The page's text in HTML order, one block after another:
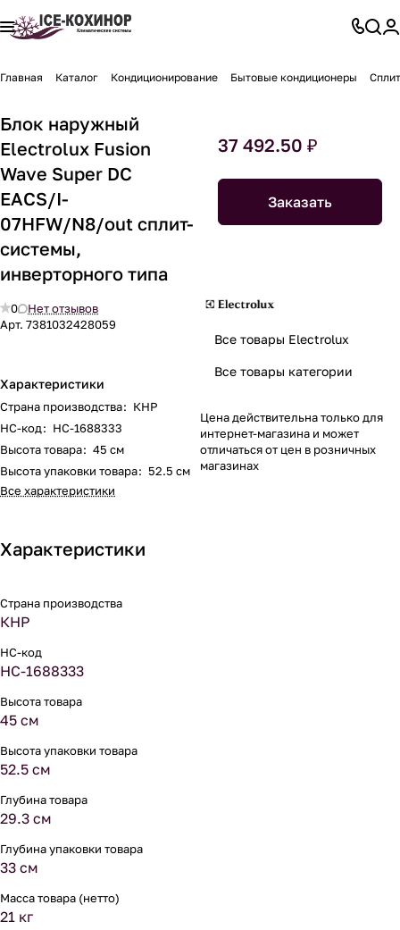
Главная Каталог Кондиционирование Бытовые кондиционеры
Блок наружный
Electrolux Fusion
Wave Super DC
EACS/I-
07HFW/N8/out сплит-
системы,
инверторного типа
0
Нет отзывов
Арт. 7381032428059
Характеристики
Страна производства: КНР
НС-код: НС-1688333
Высота товара: 45 см
Высота упаковки товара: 52.5 см
Все характеристики
37 492.50 ₽
Заказать
Все товары Electrolux
Все товары категории
Цена действительна только для
интернет-магазина и может
отличаться от цен в розничных
магазинах
Характеристики
Страна производства
КНР
НС-код
НС-1688333
Высота товара
45 см
Высота упаковки товара
52.5 см
Глубина товара
29.3 см
Глубина упаковки товара
33 см
Масса товара (нетто)
21 кг